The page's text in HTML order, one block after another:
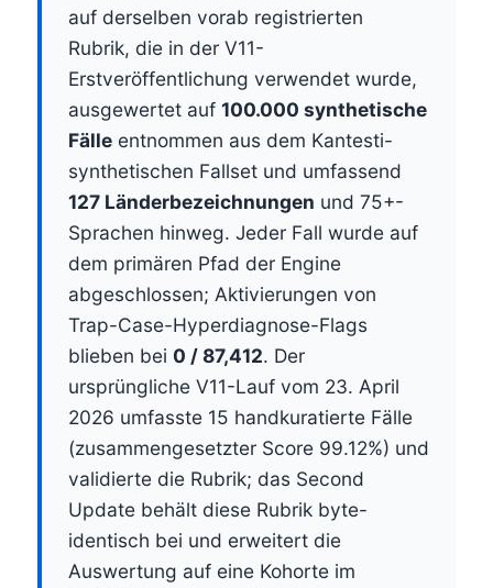
auf derselben vorab registrierten
Rubrik, die in der V11-
Erstveröffentlichung verwendet wurde,
ausgewertet auf 100.000 synthetische
Fälle entnommen aus dem Kantesti-
synthetischen Fallset und umfassend
127 Länderbezeichnungen und 75+-
Sprachen hinweg. Jeder Fall wurde auf
dem primären Pfad der Engine
abgeschlossen; Aktivierungen von
Trap-Case-Hyperdiagnose-Flags
blieben bei 0 / 87,412. Der
ursprüngliche V11-Lauf vom 23. April
2026 umfasste 15 handkuratierte Fälle
(zusammengesetzter Score 99.12%) und
validierte die Rubrik; das Second
Update behält diese Rubrik byte-
identisch bei und erweitert die
Auswertung auf eine Kohorte im